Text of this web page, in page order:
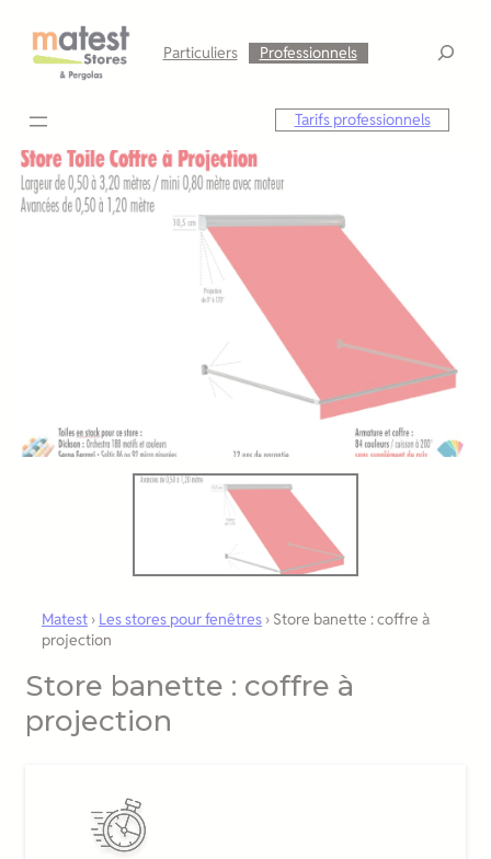
contenu
Particuliers Professionnels
Tarifs professionnels
Matest › Les stores pour fenêtres › Store banette : coffre à
projection
Store banette : coffre à
projection